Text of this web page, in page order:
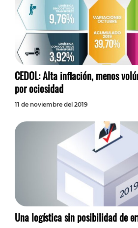
CEDOL: Alta inflación, menos
por ociosidad
11 de noviembre del 2019
Una logística sin posibilidad de